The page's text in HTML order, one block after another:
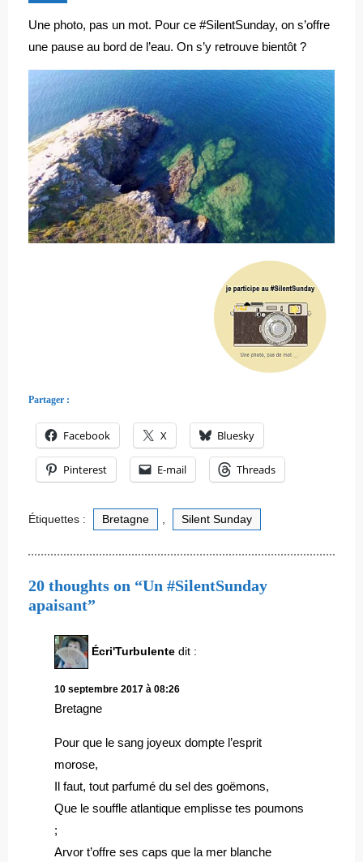
Une photo, pas un mot. Pour ce #SilentSunday, on s’offre
une pause au bord de l’eau. On s’y retrouve bientôt ?
Partager :
Facebook X Bluesky
Pinterest E-mail Threads
Étiquettes : Bretagne , Silent Sunday
20 thoughts on “Un #SilentSunday
apaisant”
Écri'Turbulente dit :
10 septembre 2017 à 08:26
Bretagne
Pour que le sang joyeux dompte l’esprit
morose,
Il faut, tout parfumé du sel des goëmons,
Que le souffle atlantique emplisse tes poumons
;
Arvor t’offre ses caps que la mer blanche